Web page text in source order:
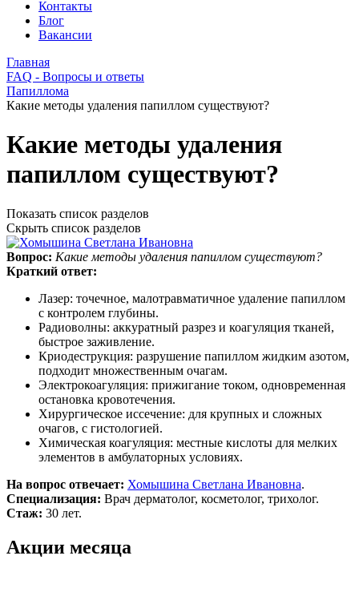
Контакты
Блог
Вакансии
Главная
FAQ - Вопросы и ответы
Папиллома
Какие методы удаления папиллом существуют?
Какие методы удаления
папиллом существуют?
Показать список разделов
Скрыть список разделов
Вопрос: Какие методы удаления папиллом существуют?
Краткий ответ:
Лазер: точечное, малотравматичное удаление папиллом
с контролем глубины.
Радиоволны: аккуратный разрез и коагуляция тканей,
быстрое заживление.
Криодеструкция: разрушение папиллом жидким азотом,
подходит множественным очагам.
Электрокоагуляция: прижигание током, одновременная
остановка кровотечения.
Хирургическое иссечение: для крупных и сложных
очагов, с гистологией.
Химическая коагуляция: местные кислоты для мелких
элементов в амбулаторных условиях.
На вопрос отвечает: Хомышина Светлана Ивановна.
Специализация: Врач дерматолог, косметолог, трихолог.
Стаж: 30 лет.
Акции месяца